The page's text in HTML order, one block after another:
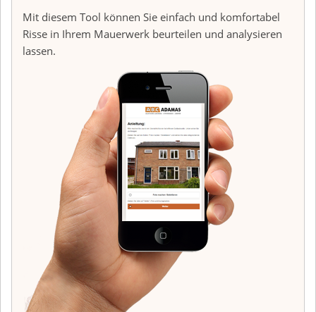
Mit diesem Tool können Sie einfach und komfortabel
Risse in Ihrem Mauerwerk beurteilen und analysieren
lassen.